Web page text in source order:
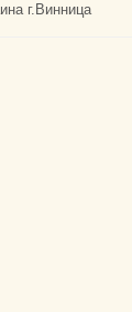
г.Винница